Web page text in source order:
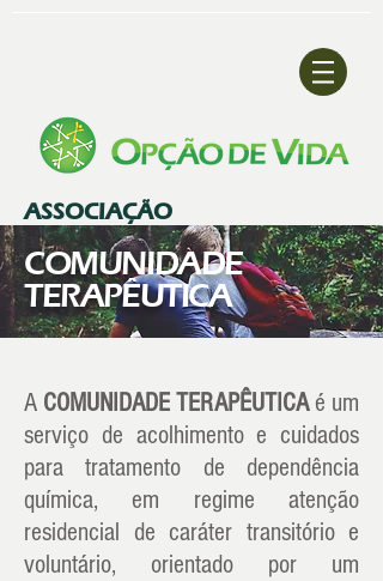
ASSOCIAÇÃO
COMUNIDADE
TERAPÊUTICA
A COMUNIDADE TERAPÊUTICAé um
serviço de acolhimento e cuidados
para tratamento de dependência
química, em regime atenção
residencial de caráter transitório e
voluntário, orientado por um